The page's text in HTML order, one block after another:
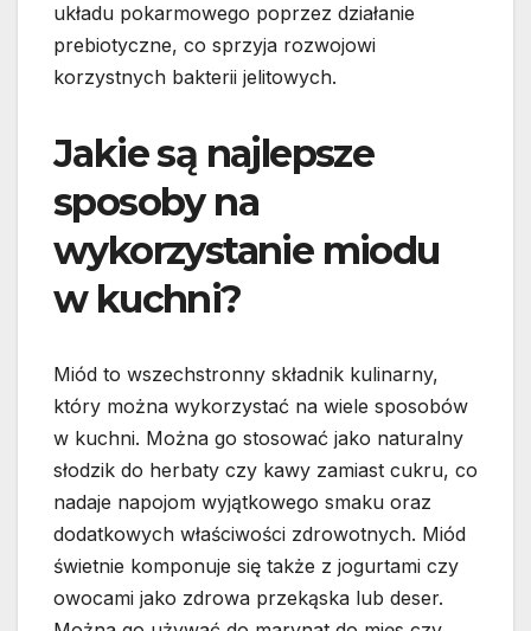
układu pokarmowego poprzez działanie
prebiotyczne, co sprzyja rozwojowi
korzystnych bakterii jelitowych.
Jakie są najlepsze
sposoby na
wykorzystanie miodu
w kuchni?
Miód to wszechstronny składnik kulinarny,
który można wykorzystać na wiele sposobów
w kuchni. Można go stosować jako naturalny
słodzik do herbaty czy kawy zamiast cukru, co
nadaje napojom wyjątkowego smaku oraz
dodatkowych właściwości zdrowotnych. Miód
świetnie komponuje się także z jogurtami czy
owocami jako zdrowa przekąska lub deser.